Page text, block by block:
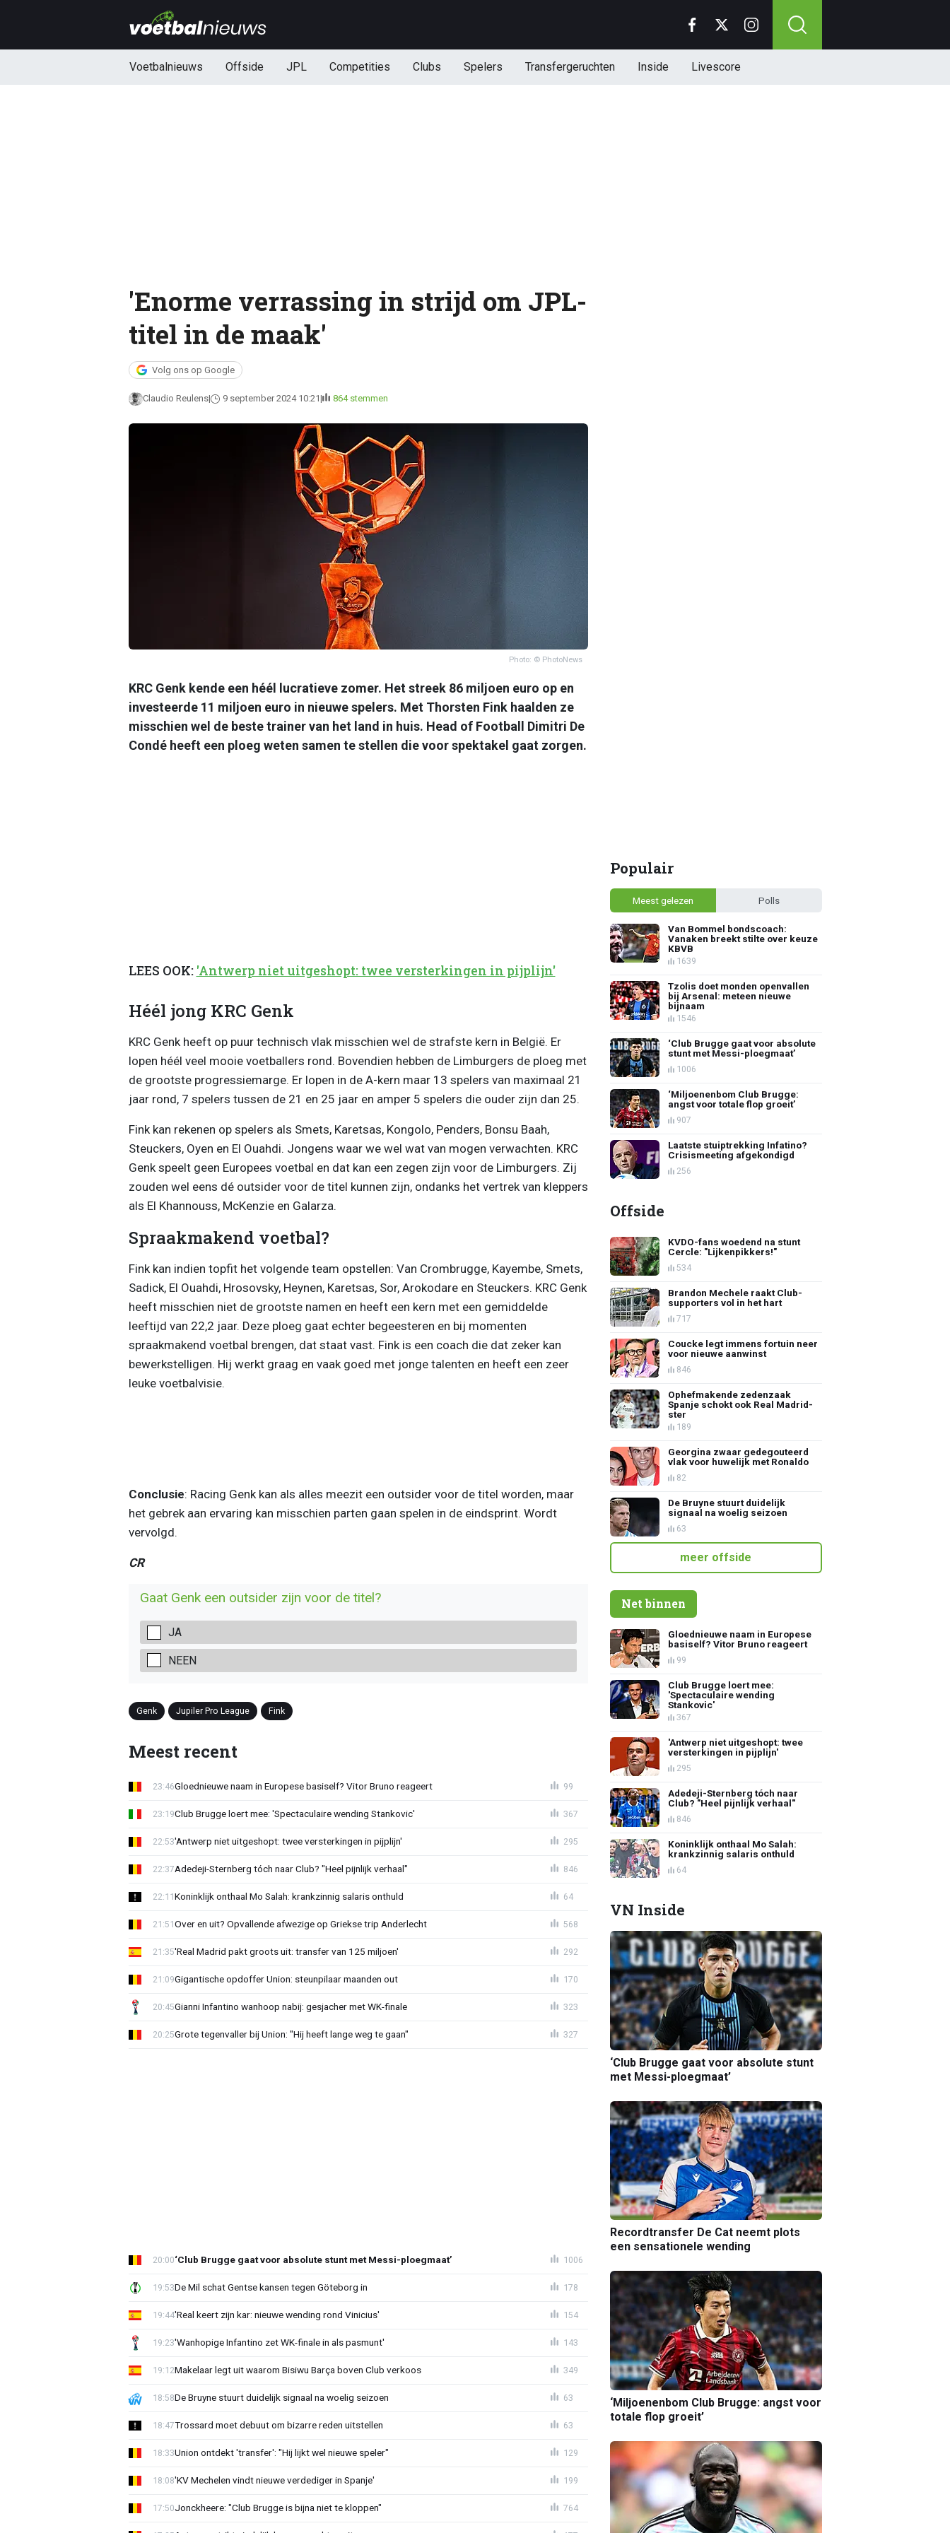
Voetbalnieuws Offside JPL Competities Clubs Spelers Transfergeruchten Inside Livescore
'Enorme verrassing in strijd om JPL-
titel in de maak'
Volg ons op Google
Claudio Reulens 9 september 2024 10:21 864 stemmen
Photo: © PhotoNews
KRC Genk kende een héél lucratieve zomer. Het streek 86 miljoen euro op en
investeerde 11 miljoen euro in nieuwe spelers. Met Thorsten Fink haalden ze
misschien wel de beste trainer van het land in huis. Head of Football Dimitri De
Condé heeft een ploeg weten samen te stellen die voor spektakel gaat zorgen.
LEES OOK: 'Antwerp niet uitgeshopt: twee versterkingen in pijplijn'
Héél jong KRC Genk
KRC Genk heeft op puur technisch vlak misschien wel de strafste kern in België. Er
lopen héél veel mooie voetballers rond. Bovendien hebben de Limburgers de ploeg met
de grootste progressiemarge. Er lopen in de A-kern maar 13 spelers van maximaal 21
jaar rond, 7 spelers tussen de 21 en 25 jaar en amper 5 spelers die ouder zijn dan 25.
Fink kan rekenen op spelers als Smets, Karetsas, Kongolo, Penders, Bonsu Baah,
Steuckers, Oyen en El Ouahdi. Jongens waar we wel wat van mogen verwachten. KRC
Genk speelt geen Europees voetbal en dat kan een zegen zijn voor de Limburgers. Zij
zouden wel eens dé outsider voor de titel kunnen zijn, ondanks het vertrek van kleppers
als El Khannouss, McKenzie en Galarza.
Spraakmakend voetbal?
Fink kan indien topfit het volgende team opstellen: Van Crombrugge, Kayembe, Smets,
Sadick, El Ouahdi, Hrosovsky, Heynen, Karetsas, Sor, Arokodare en Steuckers. KRC Genk
heeft misschien niet de grootste namen en heeft een kern met een gemiddelde
leeftijd van 22,2 jaar. Deze ploeg gaat echter begeesteren en bij momenten
spraakmakend voetbal brengen, dat staat vast. Fink is een coach die dat zeker kan
bewerkstelligen. Hij werkt graag en vaak goed met jonge talenten en heeft een zeer
leuke voetbalvisie.
Conclusie: Racing Genk kan als alles meezit een outsider voor de titel worden, maar
het gebrek aan ervaring kan misschien parten gaan spelen in de eindsprint. Wordt
vervolgd.
CR
Gaat Genk een outsider zijn voor de titel?
JA
NEEN
Genk Jupiler Pro League Fink
Meest recent
Gloednieuwe naam in Europese basiself? Vitor Bruno reageert
23:46 99
Club Brugge loert mee: 'Spectaculaire wending Stankovic'
23:19 367
'Antwerp niet uitgeshopt: twee versterkingen in pijplijn'
22:53 295
Adedeji-Sternberg tóch naar Club? "Heel pijnlijk verhaal"
22:37 846
Koninklijk onthaal Mo Salah: krankzinnig salaris onthuld
22:11 64
Over en uit? Opvallende afwezige op Griekse trip Anderlecht
21:51 568
'Real Madrid pakt groots uit: transfer van 125 miljoen'
21:35 292
Gigantische opdoffer Union: steunpilaar maanden out
21:09 170
Gianni Infantino wanhoop nabij: gesjacher met WK-finale
20:45 323
Grote tegenvaller bij Union: "Hij heeft lange weg te gaan"
20:25 327
‘Club Brugge gaat voor absolute stunt met Messi-ploegmaat’
20:00 1006
De Mil schat Gentse kansen tegen Göteborg in
19:53 178
'Real keert zijn kar: nieuwe wending rond Vinicius'
19:44 154
'Wanhopige Infantino zet WK-finale in als pasmunt'
19:23 143
Makelaar legt uit waarom Bisiwu Barça boven Club verkoos
19:12 349
De Bruyne stuurt duidelijk signaal na woelig seizoen
18:58 63
Trossard moet debuut om bizarre reden uitstellen
18:47 63
Union ontdekt 'transfer': "Hij lijkt wel nieuwe speler"
18:33 129
'KV Mechelen vindt nieuwe verdediger in Spanje'
18:08 199
Jonckheere: "Club Brugge is bijna niet te kloppen"
17:50 764
Populair
Meest gelezen Polls
Van Bommel bondscoach:
Vanaken breekt stilte over keuze
KBVB
1639
Tzolis doet monden openvallen
bij Arsenal: meteen nieuwe
bijnaam
1546
‘Club Brugge gaat voor absolute
stunt met Messi-ploegmaat’
1006
‘Miljoenenbom Club Brugge:
angst voor totale flop groeit’
907
Laatste stuiptrekking Infatino?
Crisismeeting afgekondigd
256
Offside
KVDO-fans woedend na stunt
Cercle: "Lijkenpikkers!"
534
Brandon Mechele raakt Club-
supporters vol in het hart
717
Coucke legt immens fortuin neer
voor nieuwe aanwinst
846
Ophefmakende zedenzaak
Spanje schokt ook Real Madrid-
ster
189
Georgina zwaar gedegouteerd
vlak voor huwelijk met Ronaldo
82
De Bruyne stuurt duidelijk
signaal na woelig seizoen
63
meer offside
Net binnen
Gloednieuwe naam in Europese
basiself? Vitor Bruno reageert
99
Club Brugge loert mee:
'Spectaculaire wending
Stankovic'
367
'Antwerp niet uitgeshopt: twee
versterkingen in pijplijn'
295
Adedeji-Sternberg tóch naar
Club? "Heel pijnlijk verhaal"
846
Koninklijk onthaal Mo Salah:
krankzinnig salaris onthuld
64
VN Inside
‘Club Brugge gaat voor absolute stunt
met Messi-ploegmaat’
Recordtransfer De Cat neemt plots
een sensationele wending
‘Miljoenenbom Club Brugge: angst voor
totale flop groeit’